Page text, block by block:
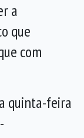
a
que
com
quinta-feira